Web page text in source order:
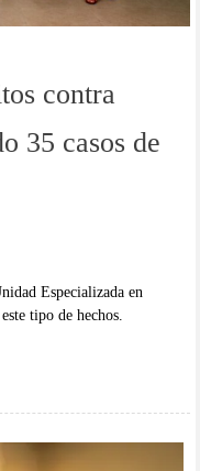
contra
35 casos de
Especializada en
tipo de hechos.